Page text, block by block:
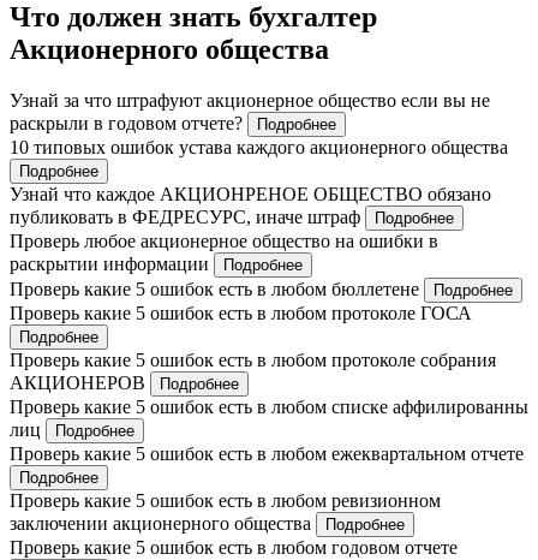
Что должен знать бухгалтер
Акционерного общества
Узнай за что штрафуют акционерное общество если вы не
раскрыли в годовом отчете?
Подробнее
10 типовых ошибок устава каждого акционерного общества
Подробнее
Узнай что каждое АКЦИОНРЕНОЕ ОБЩЕСТВО обязано
публиковать в ФЕДРЕСУРС, иначе штраф
Подробнее
Проверь любое акционерное общество на ошибки в
раскрытии информации
Подробнее
Проверь какие 5 ошибок есть в любом бюллетене Подробнее
Проверь какие 5 ошибок есть в любом протоколе ГОСА
Подробнее
Проверь какие 5 ошибок есть в любом протоколе собрания
АКЦИОНЕРОВ
Подробнее
Проверь какие 5 ошибок есть в любом списке аффилированны
лиц
Подробнее
Проверь какие 5 ошибок есть в любом ежеквартальном отчете
Подробнее
Проверь какие 5 ошибок есть в любом ревизионном
заключении акционерного общества
Подробнее
Проверь какие 5 ошибок есть в любом годовом отчете